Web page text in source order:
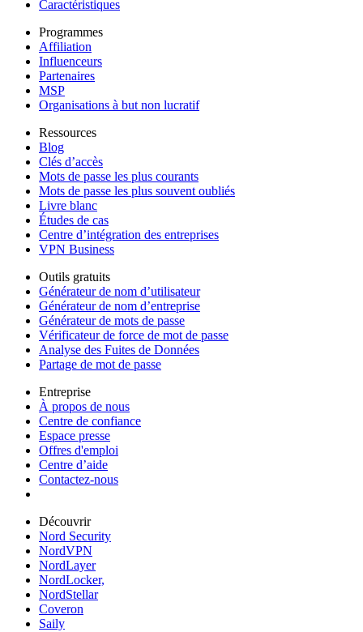
Caractéristiques
Programmes
Affiliation
Influenceurs
Partenaires
MSP
Organisations à but non lucratif
Ressources
Blog
Clés d’accès
Mots de passe les plus courants
Mots de passe les plus souvent oubliés
Livre blanc
Études de cas
Centre d’intégration des entreprises
VPN Business
Outils gratuits
Générateur de nom d’utilisateur
Générateur de nom d’entreprise
Générateur de mots de passe
Vérificateur de force de mot de passe
Analyse des Fuites de Données
Partage de mot de passe
Entreprise
À propos de nous
Centre de confiance
Espace presse
Offres d'emploi
Centre d’aide
Contactez-nous
Découvrir
Nord Security
NordVPN
NordLayer
NordLocker,
NordStellar
Coveron
Saily